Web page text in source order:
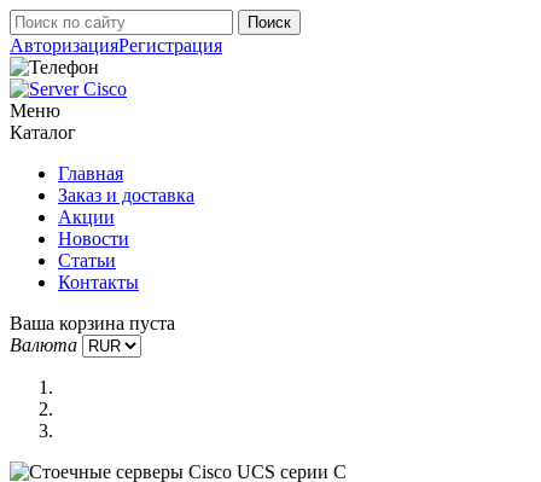
АвторизацияРегистрация
Меню
Каталог
Главная
Заказ и доставка
Акции
Новости
Статьи
Контакты
Ваша корзина пуста
Валюта